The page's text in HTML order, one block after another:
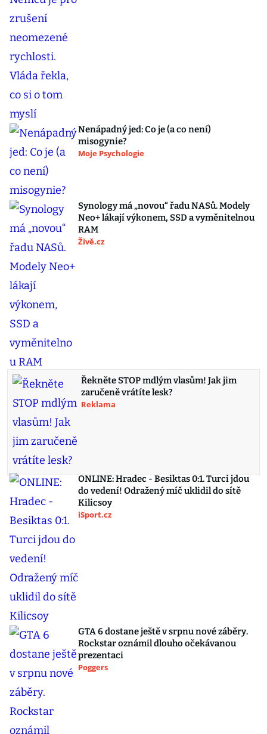
Nenápadný jed: Co je (a co není)
misogynie?
Moje Psychologie
Synology má „novou“ řadu NASů. Modely
Neo+ lákají výkonem, SSD a vyměnitelnou
RAM
Živě.cz
Řekněte STOP mdlým vlasům! Jak jim
zaručeně vrátíte lesk?
Reklama
ONLINE: Hradec - Besiktas 0:1. Turci jdou
do vedení! Odražený míč uklidil do sítě
Kilicsoy
iSport.cz
GTA 6 dostane ještě v srpnu nové záběry.
Rockstar oznámil dlouho očekávanou
prezentaci
Poggers